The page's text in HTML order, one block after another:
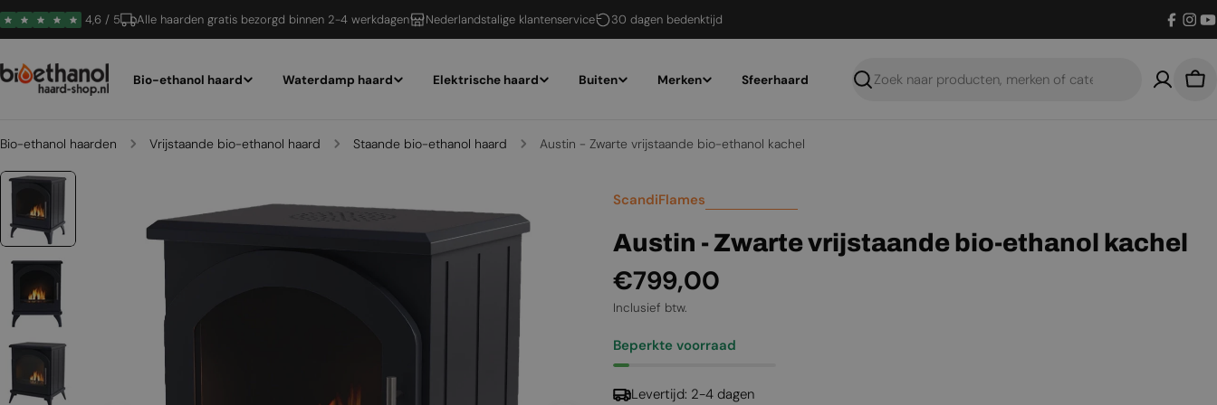
Ga
naar
4,6 / 5 Alle haarden gratis bezorgd binnen 2-4 werkdagen Nederlandstalige klantenservice 30 dagen bedenktijd
Bio-ethanol haard Waterdamp haard Elektrische haard Buiten Merken Sfeerhaard
Zoeken
Bio-ethanol haarden Vrijstaande bio-ethanol haard Staande bio-ethanol haard Austin - Zwarte vrijstaande bio-ethanol kachel
ScandiFlames
Austin - Zwarte vrijstaande bio-ethanol kachel
Normale
prijs
€799,00
Inclusief btw.
Beperkte voorraad
Levertijd: 2-4 dagen